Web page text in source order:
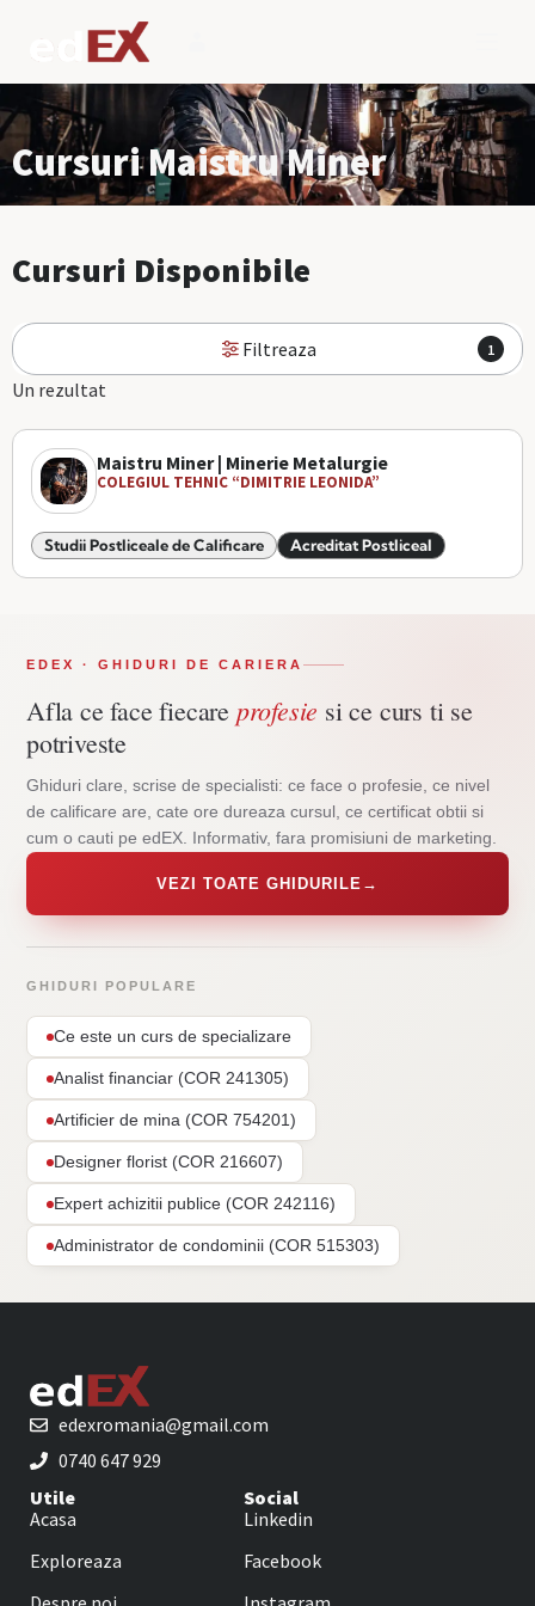
Cursuri Maistru Miner
Cursuri Disponibile
Filtreaza 1
Un rezultat
Maistru Miner | Minerie Metalurgie
COLEGIUL TEHNIC “DIMITRIE LEONIDA”
Studii Postliceale de Calificare Acreditat Postliceal
EDEX · GHIDURI DE CARIERA
Afla ce face fiecare profesie si ce curs ti se
potriveste
Ghiduri clare, scrise de specialisti: ce face o profesie, ce nivel
de calificare are, cate ore dureaza cursul, ce certificat obtii si
cum o cauti pe edEX. Informativ, fara promisiuni de marketing.
VEZI TOATE GHIDURILE →
GHIDURI POPULARE
Ce este un curs de specializare
Analist financiar (COR 241305)
Artificier de mina (COR 754201)
Designer florist (COR 216607)
Expert achizitii publice (COR 242116)
Administrator de condominii (COR 515303)
edexromania@gmail.com
0740 647 929
Utile
Acasa
Exploreaza
Social
Linkedin
Facebook